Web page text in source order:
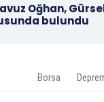
Oğhan,
bulundu
Borsa